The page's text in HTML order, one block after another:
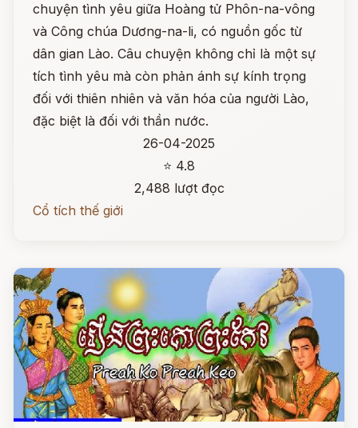
chuyện tình yêu giữa Hoàng tử Phôn-na-vông
và Công chúa Dương-na-li, có nguồn gốc từ
dân gian Lào. Câu chuyện không chỉ là một sự
tích tình yêu mà còn phản ánh sự kính trọng
đối với thiên nhiên và văn hóa của người Lào,
đặc biệt là đối với thần nước.
26-04-2025
⭐ 4.8
2,488 lượt đọc
Cổ tích thế giới